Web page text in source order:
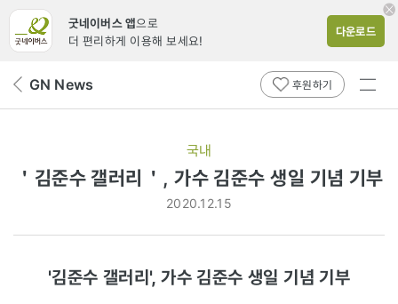
굿네이버스 앱으로
더 편리하게 이용해 보세요!
다운로드
뒤 GN News 후원하기
전체
국내
＇김준수 갤러리＇, 가수 김준수 생일 기념 기부
2020.12.15
'김준수 갤러리', 가수 김준수 생일 기념 기부